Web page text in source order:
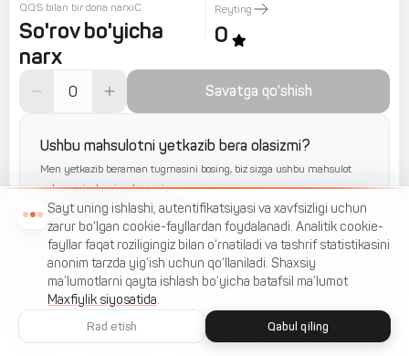
QQS bilan bir dona narxiС
So'rov bo'yicha
narx
Reyting
0
Savatga qo'shish
Ushbu mahsulotni yetkazib bera olasizmi?
Men yetkazib beraman tugmasini bosing, biz sizga ushbu mahsulot
uchun arizalarni yuboramiz
Yetkazib beraman
Menyu Sevimlilar
Sayt uning ishlashi, autentifikatsiyasi va xavfsizligi uchun
zarur bo‘lgan cookie-fayllardan foydalanadi. Analitik cookie-
fayllar faqat roziligingiz bilan o‘rnatiladi va tashrif statistikasini
anonim tarzda yig‘ish uchun qo‘llaniladi. Shaxsiy
ma’lumotlarni qayta ishlash bo‘yicha batafsil ma’lumot
Maxfiylik siyosatida.
Rad etish Qabul qiling